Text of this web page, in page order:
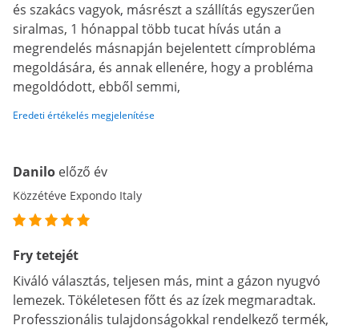
és szakács vagyok, másrészt a szállítás egyszerűen
siralmas, 1 hónappal több tucat hívás után a
megrendelés másnapján bejelentett címprobléma
megoldására, és annak ellenére, hogy a probléma
megoldódott, ebből semmi,
Eredeti értékelés megjelenítése
Danilo előző év
Közzétéve Expondo Italy
Fry tetejét
Kiváló választás, teljesen más, mint a gázon nyugvó
lemezek. Tökéletesen főtt és az ízek megmaradtak.
Professzionális tulajdonságokkal rendelkező termék,